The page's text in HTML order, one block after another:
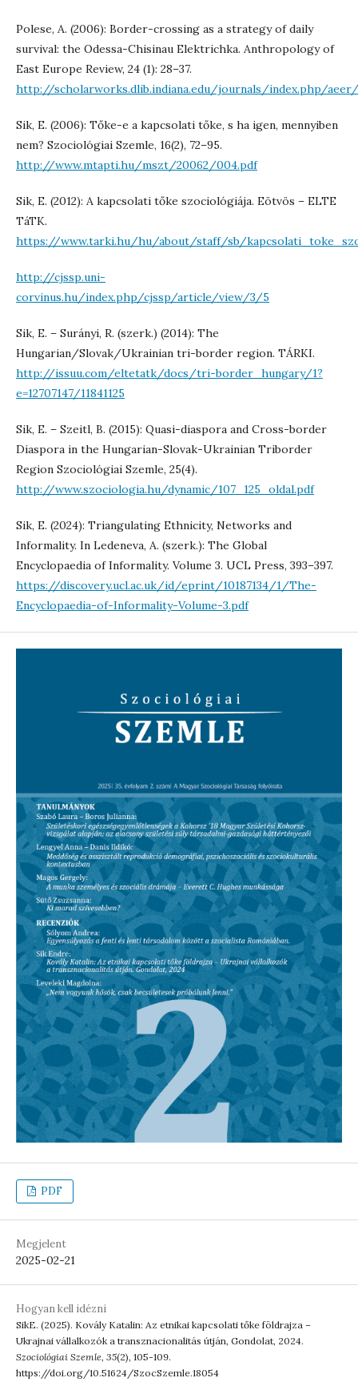
Polese, A. (2006): Border-crossing as a strategy of daily
survival: the Odessa-Chisinau Elektrichka. Anthropology of
East Europe Review, 24 (1): 28–37.
http://scholarworks.dlib.indiana.edu/journals/index.php/
Sik, E. (2006): Tőke-e a kapcsolati tőke, s ha igen, mennyiben
nem? Szociológiai Szemle, 16(2), 72–95.
http://www.mtapti.hu/mszt/20062/004.pdf
Sik, E. (2012): A kapcsolati tőke szociológiája. Eötvös – ELTE
TáTK.
https://www.tarki.hu/hu/about/staff/sb/
http://cjssp.uni-
corvinus.hu/index.php/cjssp/article/view/3/5
Sik, E. – Surányi, R. (szerk.) (2014): The
Hungarian/Slovak/Ukrainian tri-border region. TÁRKI.
http://issuu.com/eltetatk/docs/tri-border_hungary/1?
e=12707147/11841125
Sik, E. – Szeitl, B. (2015): Quasi-diaspora and Cross-border
Diaspora in the Hungarian-Slovak-Ukrainian Triborder
Region Szociológiai Szemle, 25(4).
http://www.szociologia.hu/dynamic/107_125_oldal.pdf
Sik, E. (2024): Triangulating Ethnicity, Networks and
Informality. In Ledeneva, A. (szerk.): The Global
Encyclopaedia of Informality. Volume 3. UCL Press, 393–397.
https://discovery.ucl.ac.uk/id/eprint/10187134/1/The-
Encyclopaedia-of-Informality-Volume-3.pdf
PDF
Megjelent
2025-02-21
Hogyan kell idézni
SikE. (2025). Kovály Katalin: Az etnikai kapcsolati tőke földrajza –
Ukrajnai vállalkozók a transznacionalitás útján, Gondolat, 2024.
Szociológiai Szemle, 35(2), 105-109.
https://doi.org/10.51624/SzocSzemle.18054